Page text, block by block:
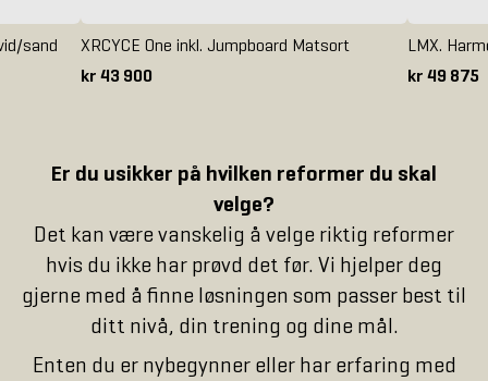
sand
XRCYCE One inkl. Jumpboard Matsort
kr 43 900
LMX.
kr 49 875
Er du usikker på hvilken reformer du skal
velge?
Det kan være vanskelig å velge riktig reformer
hvis du ikke har prøvd det før. Vi hjelper deg
gjerne med å finne løsningen som passer best til
ditt nivå, din trening og dine mål.
Enten du er nybegynner eller har erfaring med